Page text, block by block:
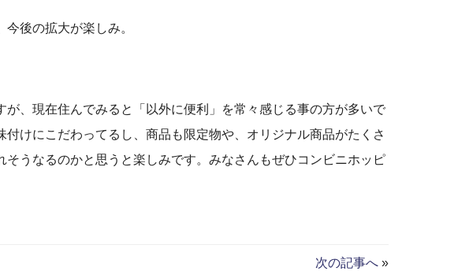
後の拡大が楽しみ。
、現在住んでみると「以外に便利」を常々感じる事の方が多いで
けにこだわってるし、商品も限定物や、オリジナル商品がたくさ
うなるのかと思うと楽しみです。みなさんもぜひコンビニホッピ
次の記事へ »